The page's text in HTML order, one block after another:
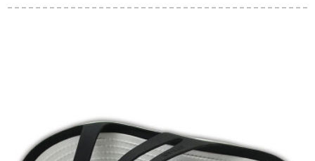
ネット人字は海军ブ
100足快适マジロック
単な平底のサーダン